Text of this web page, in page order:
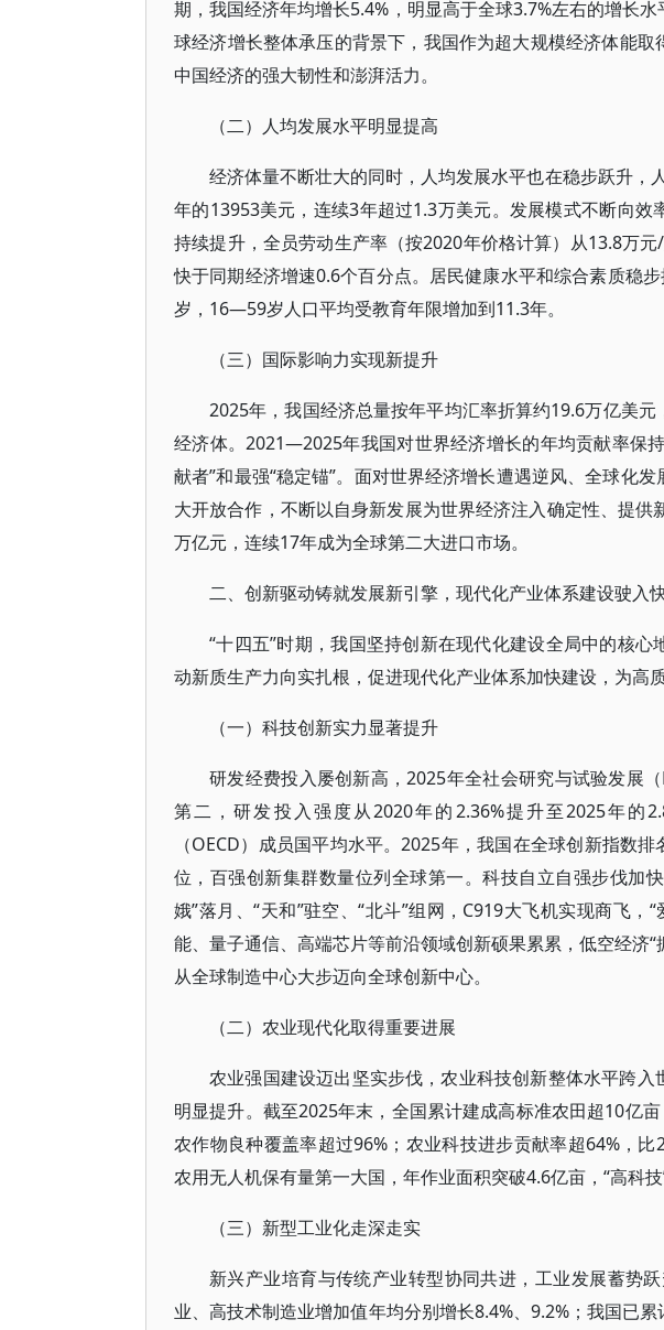
期，我国经济年均增长5.4%，明显高于全球3.7%左右的增长
球经济增长整体承压的背景下，我国作为超大规模经济体能
中国经济的强大韧性和澎湃活力。
（二）人均发展水平明显提高
经济体量不断壮大的同时，人均发展水平也在稳步跃升，
年的13953美元，连续3年超过1.3万美元。发展模式不断向
持续提升，全员劳动生产率（按2020年价格计算）从13.8万
快于同期经济增速0.6个百分点。居民健康水平和综合素质稳
岁，16—59岁人口平均受教育年限增加到11.3年。
（三）国际影响力实现新提升
2025年，我国经济总量按年平均汇率折算约19.6万亿美
经济体。2021—2025年我国对世界经济增长的年均贡献率保
献者”和最强“稳定锚”。面对世界经济增长遭遇逆风、全球化
大开放合作，不断以自身新发展为世界经济注入确定性、提
万亿元，连续17年成为全球第二大进口市场。
二、创新驱动铸就发展新引擎，现代化产业体系建设驶入
“十四五”时期，我国坚持创新在现代化建设全局中的核
动新质生产力向实扎根，促进现代化产业体系加快建设，为高
（一）科技创新实力显著提升
研发经费投入屡创新高，2025年全社会研究与试验发展
第二，研发投入强度从2020年的2.36%提升至2025年的
（OECD）成员国平均水平。2025年，我国在全球创新指数
位，百强创新集群数量位列全球第一。科技自立自强步伐加
娥”落月、“天和”驻空、“北斗”组网，C919大飞机实现商飞，
能、量子通信、高端芯片等前沿领域创新硕果累累，低空经济“
从全球制造中心大步迈向全球创新中心。
（二）农业现代化取得重要进展
农业强国建设迈出坚实步伐，农业科技创新整体水平跨
明显提升。截至2025年末，全国累计建成高标准农田超10亿
农作物良种覆盖率超过96%；农业科技进步贡献率超64%，
农用无人机保有量第一大国，年作业面积突破4.6亿亩，“高科技
（三）新型工业化走深走实
新兴产业培育与传统产业转型协同共进，工业发展蓄势
业、高技术制造业增加值年均分别增长8.4%、9.2%；我国已